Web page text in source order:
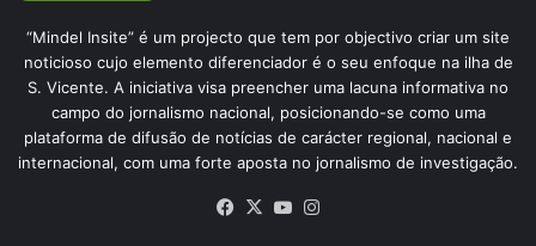
“Mindel Insite” é um projecto que tem por objectivo criar um site
noticioso cujo elemento diferenciador é o seu enfoque na ilha de
S. Vicente. A iniciativa visa preencher uma lacuna informativa no
campo do jornalismo nacional, posicionando-se como uma
plataforma de difusão de notícias de carácter regional, nacional e
internacional, com uma forte aposta no jornalismo de investigação.
Facebook
X YouTube